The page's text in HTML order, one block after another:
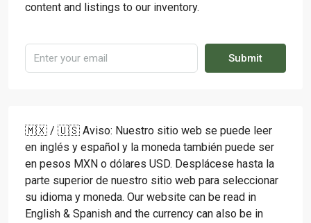
content and listings to our inventory.
Submit
🇲🇽 / 🇺🇸 Aviso: Nuestro sitio web se puede leer
en inglés y español y la moneda también puede ser
en pesos MXN o dólares USD. Desplácese hasta la
parte superior de nuestro sitio web para seleccionar
su idioma y moneda. Our website can be read in
English & Spanish and the currency can also be in